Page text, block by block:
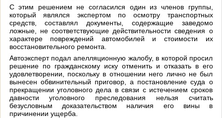
С этим решением не согласился один из членов группы,
который являлся экспертом по осмотру транспортных
средств, составлял документы, содержащие заведомо
ложные, не соответствующие действительности сведения о
характере повреждений автомобилей и стоимости их
восстановительного ремонта.
Автоэксперт подал апелляционную жалобу, в которой просил
решение по гражданскому иску отменить и отказать в его
удовлетворении, поскольку в отношении него лично не был
вынесен обвинительный приговор, а постановление суда о
прекращении уголовного дела в связи с истечением сроков
давности уголовного преследования нельзя считать
безусловным доказательством наличия его вины в
причинении ущерба.